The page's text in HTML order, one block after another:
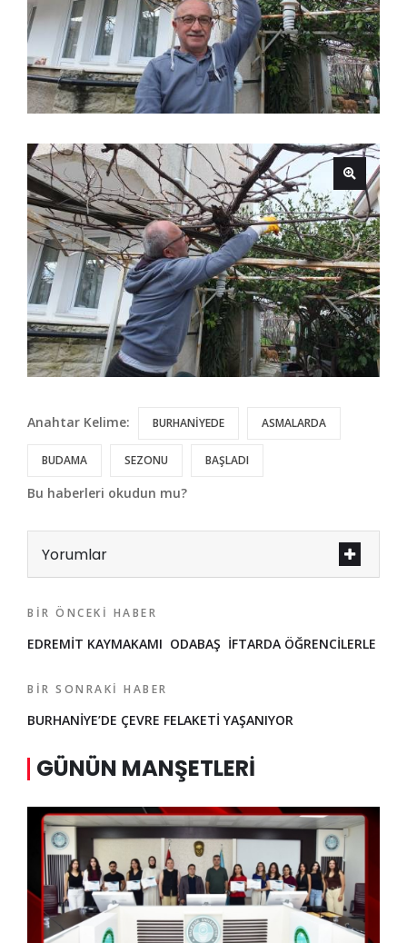
Anahtar Kelime: BURHANİYEDE ASMALARDA
BUDAMA SEZONU BAŞLADI
Bu haberleri okudun mu?
Yorumlar
BIR ÖNCEKI HABER
EDREMİT KAYMAKAMI ODABAŞ İFTARDA ÖĞRENCİLERLE
BIR SONRAKI HABER
BURHANİYE’DE ÇEVRE FELAKETİ YAŞANIYOR
GÜNÜN MANŞETLERI